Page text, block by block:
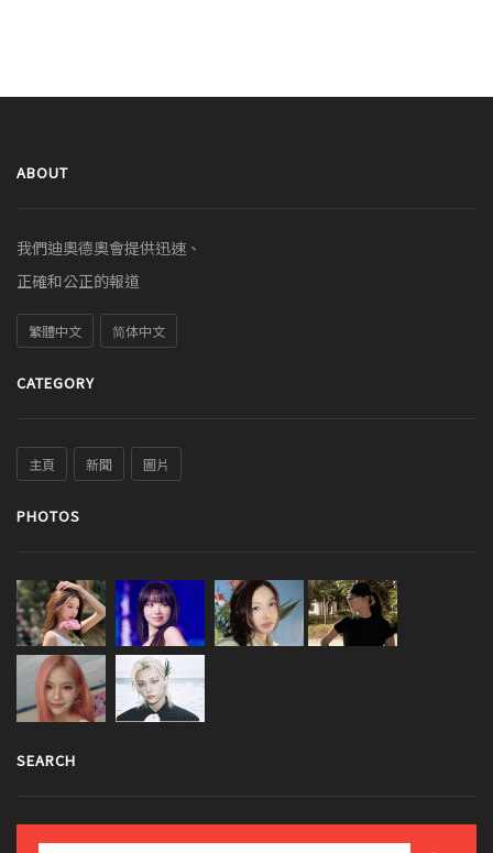
ABOUT
我們迪奧德奧會提供迅速、
正確和公正的報道
繁體中文 简体中文
CATEGORY
主頁 新聞 圖片
PHOTOS
SEARCH